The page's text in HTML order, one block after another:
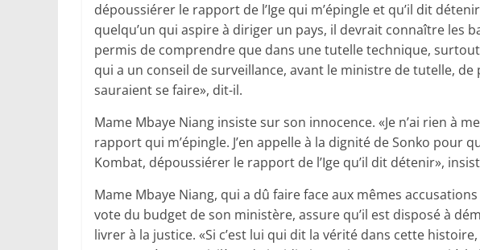
dépoussiérer le rapport de l’Ige qui m’épingle et qu’il dit
quelqu’un qui aspire à diriger un pays, il devrait connaître les
permis de comprendre que dans une tutelle technique,
qui a un conseil de surveillance, avant le ministre de tutelle, de
sauraient se faire», dit-il.
Mame Mbaye Niang insiste sur son innocence. «Je n’ai rien à
rapport qui m’épingle. J’en appelle à la dignité de Sonko pour
Kombat, dépoussiérer le rapport de l’Ige qu’il dit détenir»,
Mame Mbaye Niang, qui a dû faire face aux mêmes
vote du budget de son ministère, assure qu’il est disposé à
livrer à la justice. «Si c’est lui qui dit la vérité dans cette